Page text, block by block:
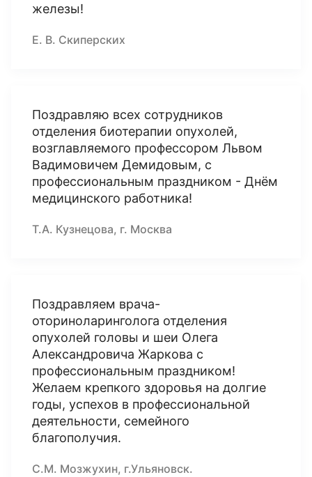
железы!
Е. В. Скиперских
Поздравляю всех сотрудников
отделения биотерапии опухолей,
возглавляемого профессором Львом
Вадимовичем Демидовым, с
профессиональным праздником - Днём
медицинского работника!
Т.А. Кузнецова, г. Москва
Поздравляем врача-
оториноларинголога отделения
опухолей головы и шеи Олега
Александровича Жаркова с
профессиональным праздником!
Желаем крепкого здоровья на долгие
годы, успехов в профессиональной
деятельности, семейного
благополучия.
С.М. Мозжухин, г.Ульяновск.